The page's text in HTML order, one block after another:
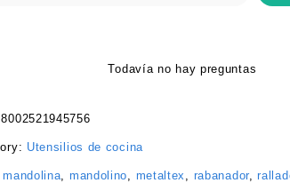
Todavía no hay preguntas
8002521945756
Utensilios de cocina
mandolina mandolino metaltex rabanador,